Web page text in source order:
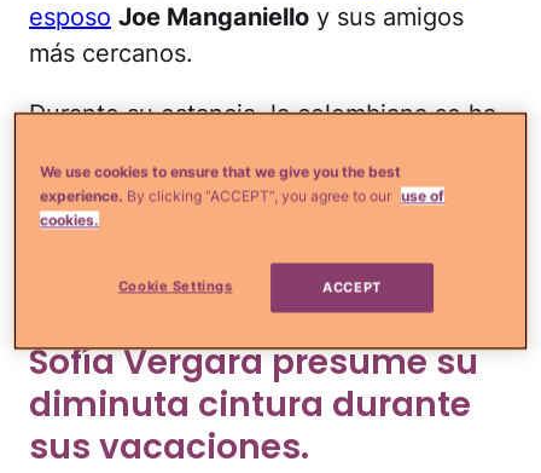
esposo Joe Manganiello y sus amigos
más cercanos.
Durante su estancia, la colombiana se ha
coloridosy luciendo su fenomenal figura.
Aquí te comparto algunos de sus
bikinazos más recientes. ¿Verdad que
luce mejor que nunca?
Sofía Vergara presume su
diminuta cintura durante
sus vacaciones.
We use cookies to ensure that we give you the best
experience. By clicking “ACCEPT”, you agree to our use of
cookies.
Cookie Settings ACCEPT